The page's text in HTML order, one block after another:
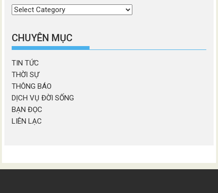
Chọn
mục
CHUYÊN MỤC
TIN TỨC
THỜI SỰ
THÔNG BÁO
DỊCH VỤ ĐỜI SỐNG
BẠN ĐỌC
LIÊN LẠC